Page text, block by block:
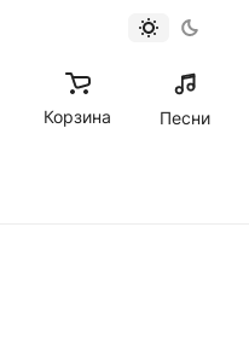
Корзина Песни